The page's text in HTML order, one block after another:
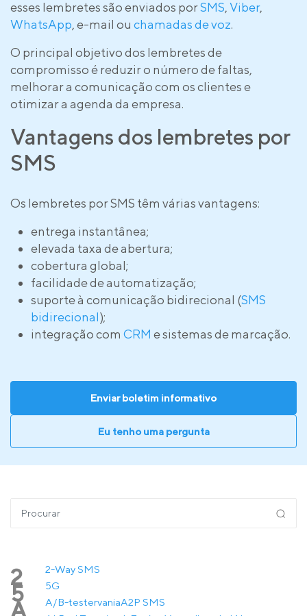
esses lembretes são enviados porSMS,Viber,
WhatsApp, e-mail ou chamadas de voz.
O principal objetivo dos lembretes de
compromisso é reduzir o número de faltas,
melhorar a comunicação com os clientes e
otimizar a agenda da empresa.
Vantagens dos lembretes por
SMS
Os lembretes por SMS têm várias vantagens:
entrega instantânea;
elevada taxa de abertura;
cobertura global;
facilidade de automatização;
suporte à comunicação bidirecional (SMS
bidirecional);
integração com CRM e sistemas de marcação.
Enviar boletim informativo
Eu tenho uma pergunta
2 2-Way SMS
5 5G
A A/B-testervaniaA2P SMS